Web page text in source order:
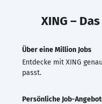
XING –
Über eine Million Jobs
Entdecke mit XING
passt.
Persönliche Job-